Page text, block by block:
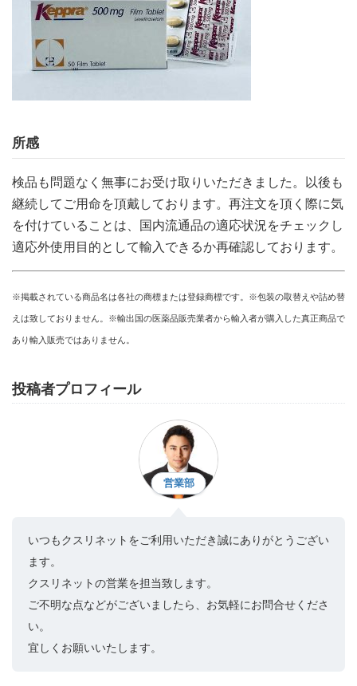
所感
検品も問題なく無事にお受け取りいただきました。以後も
継続してご用命を頂戴しております。再注文を頂く際に気
を付けていることは、国内流通品の適応状況をチェックし
適応外使用目的として輸入できるか再確認しております。
※掲載されている商品名は各社の商標または登録商標です。※包装の取替えや詰め替
えは致しておりません。※輸出国の医薬品販売業者から輸入者が購入した真正商品で
あり輸入販売ではありません。
投稿者プロフィール
営業部
いつもクスリネットをご利用いただき誠にありがとうござい
ます。
クスリネットの営業を担当致します。
ご不明な点などがございましたら、お気軽にお問合せくださ
い。
宜しくお願いいたします。